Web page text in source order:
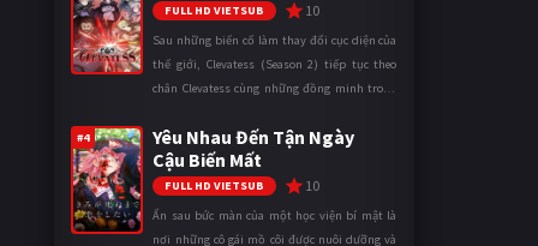
FULL HD VIETSUB 10
Sau những biến cố làm thay đổi cục diện của
thế giới, Clevatess (Season 2) tiếp tục theo
chân Clevatess cùng những đồng minh trong
loại đến bờ vực diệ ...
#4
Yêu Nhau Đến Tận Ngày
Cậu Biến Mất
FULL HD VIETSUB 10
Ẩn sau bức màn của một học viện bí mật là
nơi những cô gái mồ côi được nuôi dưỡng và